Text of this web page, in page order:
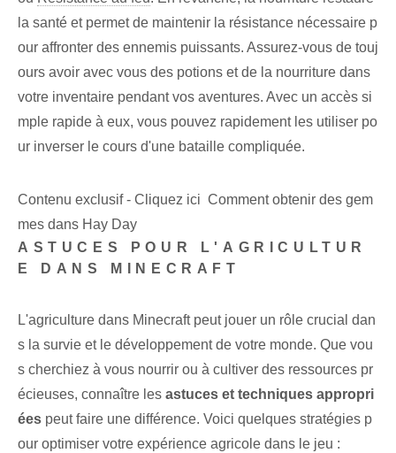
la santé et permet de maintenir la résistance nécessaire p
our affronter des ennemis puissants. Assurez-vous de touj
ours avoir avec vous des potions et de la nourriture dans
votre inventaire pendant vos aventures. Avec un accès si
mple‌ rapide‍ à eux, vous pouvez rapidement les utiliser po
ur inverser le cours d'une bataille compliquée.
Contenu exclusif - Cliquez ici Comment obtenir des gem
mes dans Hay Day
ASTUCES POUR L'AGRICULTUR
E DANS MINECRAFT
L'agriculture dans Minecraft peut jouer un rôle crucial dan
s la survie et le développement de votre monde. Que vou
s cherchiez à vous nourrir ou à cultiver des ressources pr
écieuses, connaître les astuces et techniques appropri
ées peut faire une différence. Voici quelques stratégies p
our optimiser votre expérience agricole dans le jeu :